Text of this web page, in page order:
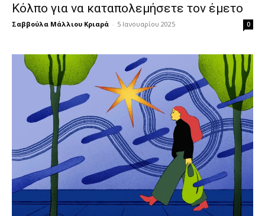
Κόλπο για να καταπολεμήσετε τον έμετο
Σαββούλα Μάλλιου Κριαρά - 5 Ιανουαρίου 2025 0